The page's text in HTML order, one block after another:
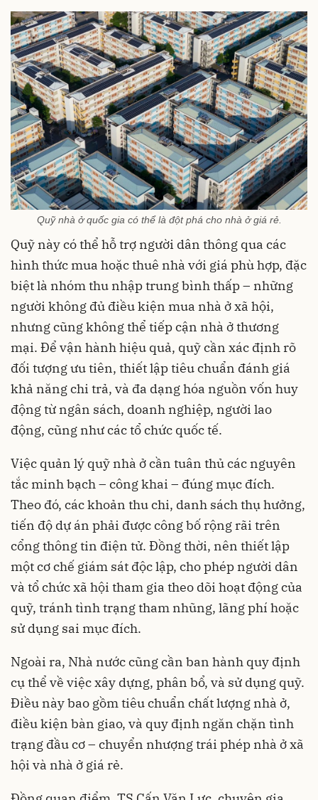
Quỹ nhà ở quốc gia có thể là đột phá cho nhà ở giá rẻ.
Quỹ này có thể hỗ trợ người dân thông qua các
hình thức mua hoặc thuê nhà với giá phù hợp, đặc
biệt là nhóm thu nhập trung bình thấp – những
người không đủ điều kiện mua nhà ở xã hội,
nhưng cũng không thể tiếp cận nhà ở thương
mại. Để vận hành hiệu quả, quỹ cần xác định rõ
đối tượng ưu tiên, thiết lập tiêu chuẩn đánh giá
khả năng chi trả, và đa dạng hóa nguồn vốn huy
động từ ngân sách, doanh nghiệp, người lao
động, cũng như các tổ chức quốc tế.
Việc quản lý quỹ nhà ở cần tuân thủ các nguyên
tắc minh bạch – công khai – đúng mục đích.
Theo đó, các khoản thu chi, danh sách thụ hưởng,
tiến độ dự án phải được công bố rộng rãi trên
cổng thông tin điện tử. Đồng thời, nên thiết lập
một cơ chế giám sát độc lập, cho phép người dân
và tổ chức xã hội tham gia theo dõi hoạt động của
quỹ, tránh tình trạng tham nhũng, lãng phí hoặc
sử dụng sai mục đích.
Ngoài ra, Nhà nước cũng cần ban hành quy định
cụ thể về việc xây dựng, phân bổ, và sử dụng quỹ.
Điều này bao gồm tiêu chuẩn chất lượng nhà ở,
điều kiện bàn giao, và quy định ngăn chặn tình
trạng đầu cơ – chuyển nhượng trái phép nhà ở xã
hội và nhà ở giá rẻ.